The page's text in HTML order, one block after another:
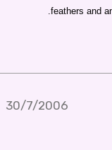
feathers and
30/7/2006